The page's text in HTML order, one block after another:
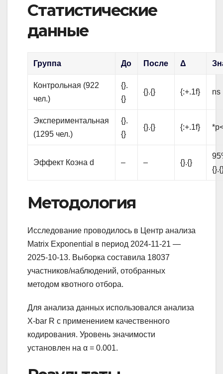
Статистические
данные
Группа До После Δ
Контрольная (922
чел.)
{}.
{}
{}.{} {:+.1f} ns
Экспериментальная
(1295 чел.)
{}.
{}
{}.{} {:+.1f}
Эффект Коэна d – – {}.{}
Методология
Исследование проводилось в Центр анализа
Matrix Exponential в период 2024-11-21 —
2025-10-13. Выборка составила 18037
участников/наблюдений, отобранных
методом квотного отбора.
Для анализа данных использовался анализа
X-bar R с применением качественного
кодирования. Уровень значимости
установлен на α = 0.001.